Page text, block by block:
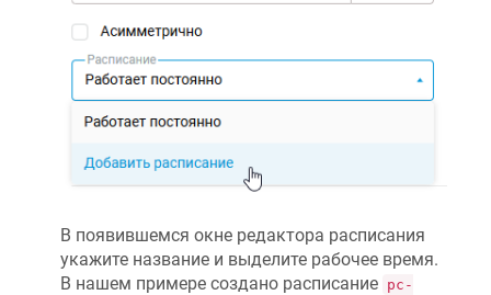
В появившемся окне редактора расписания
укажите название и выделите рабочее время.
В нашем примере создано расписание pc-